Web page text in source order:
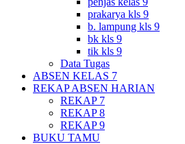
prakarya kls 9
b. lampung kls 9
bk kls 9
tik kls 9
Data Tugas
ABSEN KELAS 7
REKAP ABSEN HARIAN
REKAP 7
REKAP 8
REKAP 9
BUKU TAMU